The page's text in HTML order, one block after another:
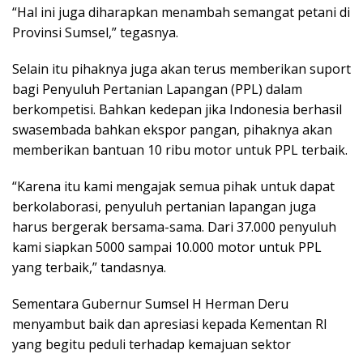
“Hal ini juga diharapkan menambah semangat petani di
Provinsi Sumsel,” tegasnya.
Selain itu pihaknya juga akan terus memberikan suport
bagi Penyuluh Pertanian Lapangan (PPL) dalam
berkompetisi. Bahkan kedepan jika Indonesia berhasil
swasembada bahkan ekspor pangan, pihaknya akan
memberikan bantuan 10 ribu motor untuk PPL terbaik.
“Karena itu kami mengajak semua pihak untuk dapat
berkolaborasi, penyuluh pertanian lapangan juga
harus bergerak bersama-sama. Dari 37.000 penyuluh
kami siapkan 5000 sampai 10.000 motor untuk PPL
yang terbaik,” tandasnya.
Sementara Gubernur Sumsel H Herman Deru
menyambut baik dan apresiasi kepada Kementan RI
yang begitu peduli terhadap kemajuan sektor